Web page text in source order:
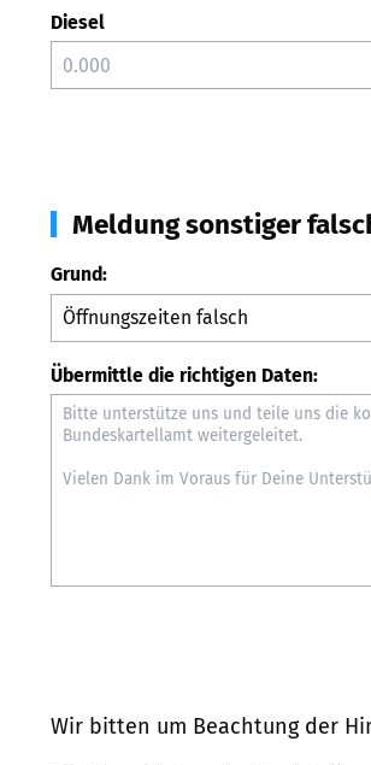
Diesel
Meldung sonstiger
Grund:
Übermittle die richtigen Daten:
Wir bitten um Beachtung der